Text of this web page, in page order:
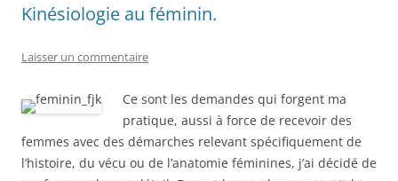
Kinésiologie au féminin.
Laisser un commentaire
Ce sont les demandes qui forgent ma
pratique, aussi à force de recevoir des
femmes avec des démarches relevant spécifiquement de
l’histoire, du vécu ou de l’anatomie féminines, j’ai décidé de